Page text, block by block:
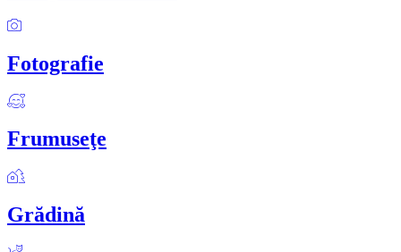
Fotografie
Frumuseţe
Grădină